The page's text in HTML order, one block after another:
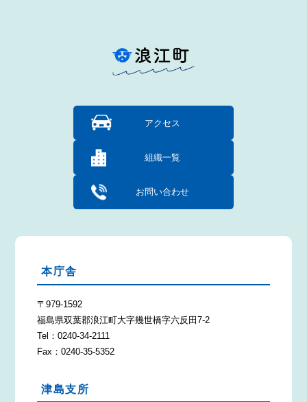
アクセス
組織一覧
お問い合わせ
本庁舎
〒979-1592
福島県双葉郡浪江町大字幾世橋字六反田7-2
Tel：0240-34-2111
Fax：0240-35-5352
津島支所